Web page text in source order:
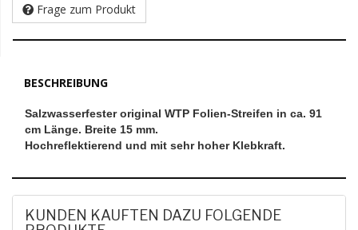
Frage zum Produkt
BESCHREIBUNG
Salzwasserfester original WTP Folien-Streifen in ca. 91
cm Länge. Breite 15 mm.
Hochreflektierend und mit sehr hoher Klebkraft.
KUNDEN KAUFTEN DAZU FOLGENDE